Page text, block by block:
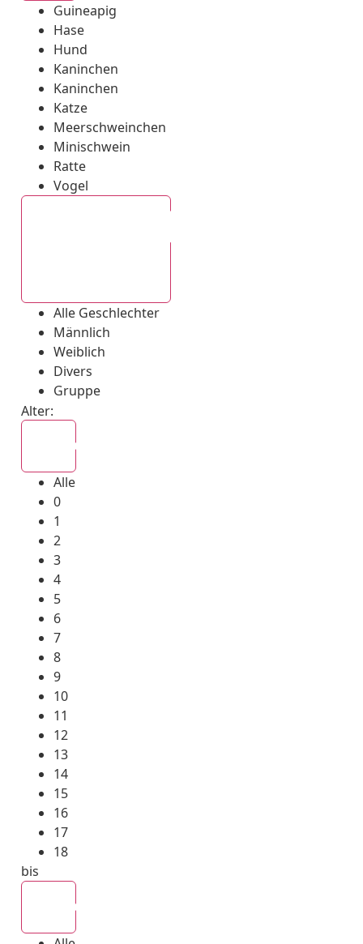
Guineapig
Hase
Hund
Kaninchen
Kaninchen
Katze
Meerschweinchen
Minischwein
Ratte
Vogel
Alle Geschlechter
Männlich
Weiblich
Divers
Gruppe
Alter:
Alle
0
1
2
3
4
5
6
7
8
9
10
11
12
13
14
15
16
17
18
bis